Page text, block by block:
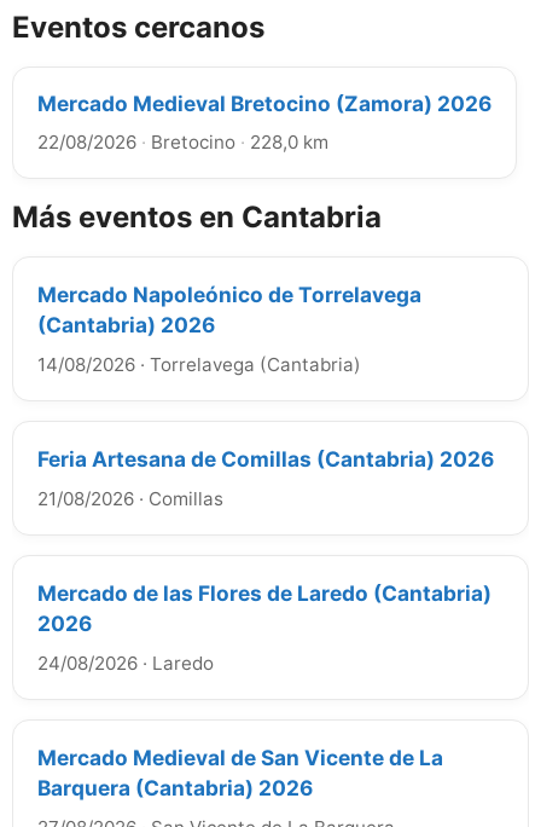
Eventos cercanos
Mercado Medieval Bretocino (Zamora) 2026
22/08/2026 · Bretocino · 228,0 km
Más eventos en Cantabria
Mercado Napoleónico de Torrelavega
(Cantabria) 2026
14/08/2026 · Torrelavega (Cantabria)
Feria Artesana de Comillas (Cantabria) 2026
21/08/2026 · Comillas
Mercado de las Flores de Laredo (Cantabria)
2026
24/08/2026 · Laredo
Mercado Medieval de San Vicente de La
Barquera (Cantabria) 2026